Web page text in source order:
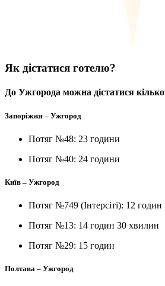
Як дістатися готелю?
До Ужгорода можна дістатися
Запоріжжя – Ужгород
Потяг №48: 23 години
Потяг №40: 24 години
Київ – Ужгород
Потяг №749 (Інтерсіті): 12 годин
Потяг №13: 14 годин 30 хвилин
Потяг №29: 15 годин
Полтава – Ужгород